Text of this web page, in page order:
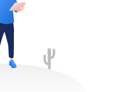
Email Address